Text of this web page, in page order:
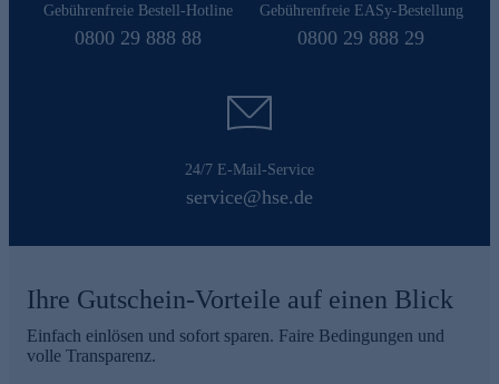
Gebührenfreie Bestell-Hotline
0800 29 888 88
Gebührenfreie EASy-Bestellung
0800 29 888 29
24/7 E-Mail-Service
service@hse.de
Ihre Gutschein-Vorteile auf einen Blick
Einfach einlösen und sofort sparen. Faire Bedingungen und
volle Transparenz.